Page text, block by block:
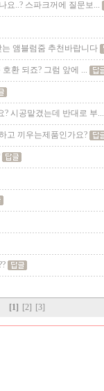
요..? 스파크꺼에 질문보...
앰블럼줌 추천바랍니다
환 되죠? 그럼 앞에 ...
시공맡겼는데 반대로 부...
고 끼우는제품인가요?
[1] [2] [3]